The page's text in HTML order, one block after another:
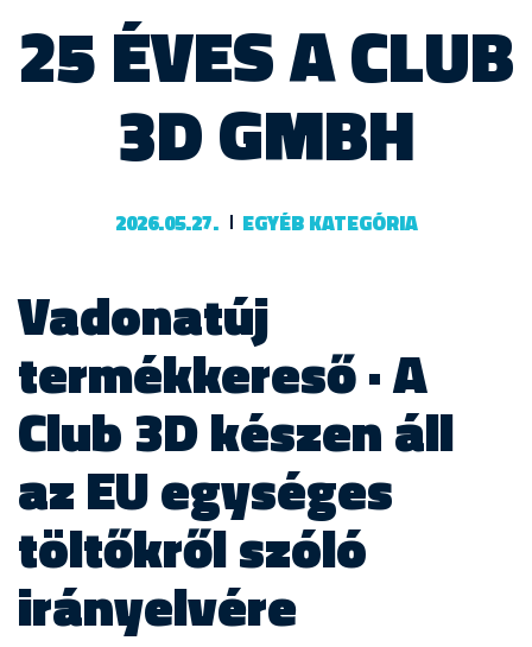
25 ÉVES A CLUB
3D GMBH
2026.05.27. EGYÉB KATEGÓRIA
Vadonatúj
termékkereső · A
Club 3D készen áll
az EU egységes
töltőkről szóló
irányelvére